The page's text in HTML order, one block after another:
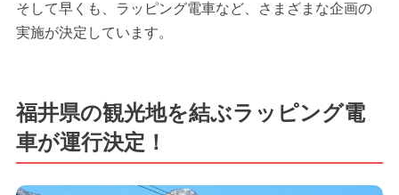
そして早くも、ラッピング電車など、さまざまな企画の
実施が決定しています。
福井県の観光地を結ぶラッピング電
車が運行決定！